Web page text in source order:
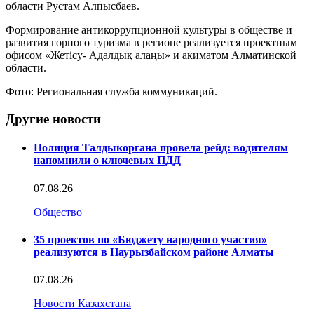
области Рустам Алпысбаев.
Формирование антикоррупционной культуры в обществе и
развития горного туризма в регионе реализуется проектным
офисом «Жетісу- Адалдық алаңы» и акиматом Алматинской
области.
Фото: Региональная служба коммуникаций.
Другие новости
Полиция Талдыкоргана провела рейд: водителям
напомнили о ключевых ПДД
07.08.26
Общество
35 проектов по «Бюджету народного участия»
реализуются в Наурызбайском районе Алматы
07.08.26
Новости Казахстана